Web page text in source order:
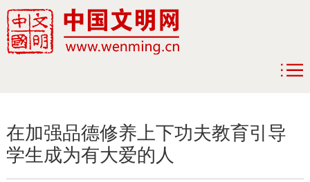
在加强品德修养上下功夫教育引导
学生成为有大爱的人